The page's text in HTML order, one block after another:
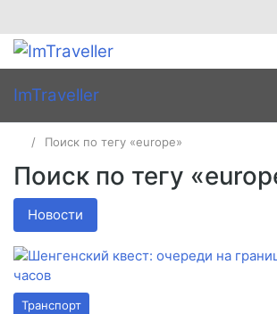
ImTraveller
Поиск по тегу «europe»
Поиск по тегу
Новости
Транспорт